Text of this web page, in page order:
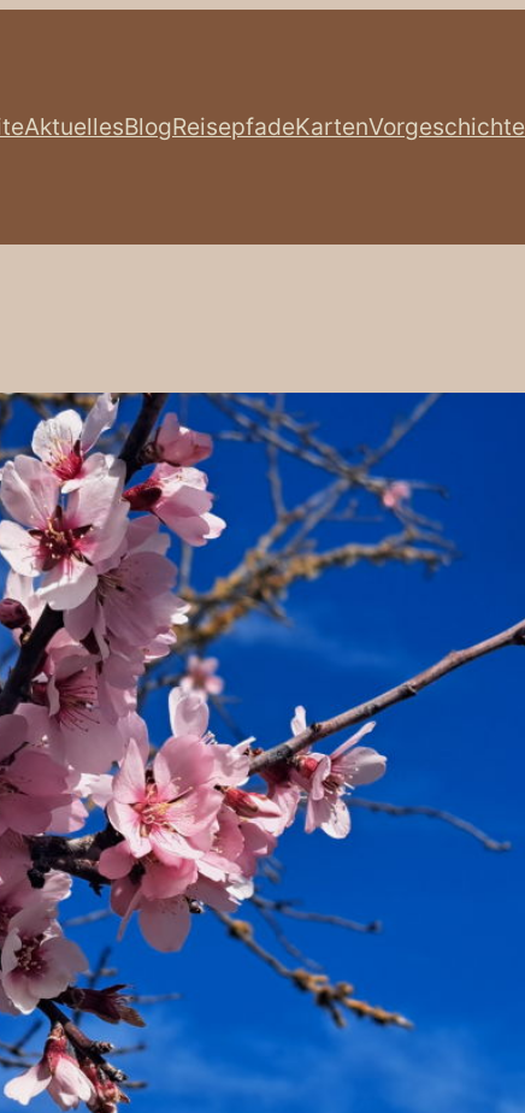
AktuellesBlogReisepfadeKartenVorgeschichte